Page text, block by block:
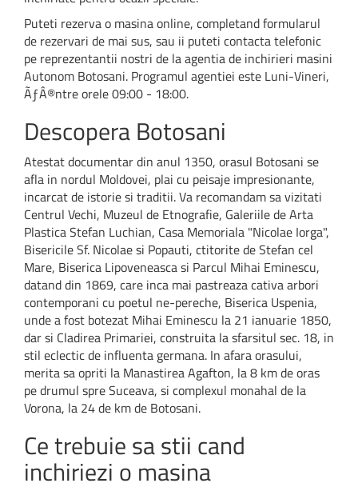
Puteti rezerva o masina online, completand formularul
de rezervari de mai sus, sau ii puteti contacta telefonic
pe reprezentantii nostri de la agentia de inchirieri masini
Autonom Botosani. Programul agentiei este Luni-Vineri,
ÃƒÂ®ntre orele 09:00 - 18:00.
Descopera Botosani
Atestat documentar din anul 1350, orasul Botosani se
afla in nordul Moldovei, plai cu peisaje impresionante,
incarcat de istorie si traditii. Va recomandam sa vizitati
Centrul Vechi, Muzeul de Etnografie, Galeriile de Arta
Plastica Stefan Luchian, Casa Memoriala "Nicolae Iorga",
Bisericile Sf. Nicolae si Popauti, ctitorite de Stefan cel
Mare, Biserica Lipoveneasca si Parcul Mihai Eminescu,
datand din 1869, care inca mai pastreaza cativa arbori
contemporani cu poetul ne-pereche, Biserica Uspenia,
unde a fost botezat Mihai Eminescu la 21 ianuarie 1850,
dar si Cladirea Primariei, construita la sfarsitul sec. 18, in
stil eclectic de influenta germana. In afara orasului,
merita sa opriti la Manastirea Agafton, la 8 km de oras
pe drumul spre Suceava, si complexul monahal de la
Vorona, la 24 de km de Botosani.
Ce trebuie sa stii cand
inchiriezi o masina